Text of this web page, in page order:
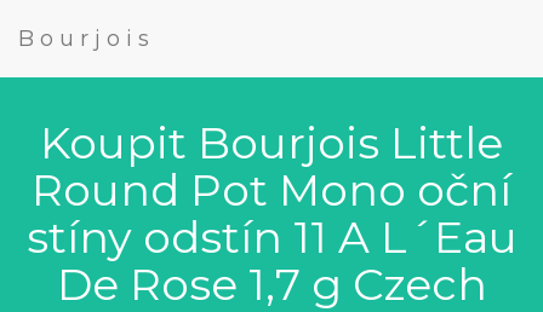
Bourjois
Koupit Bourjois Little
Round Pot Mono oční
stíny odstín 11 A L´Eau
De Rose 1,7 g Czech